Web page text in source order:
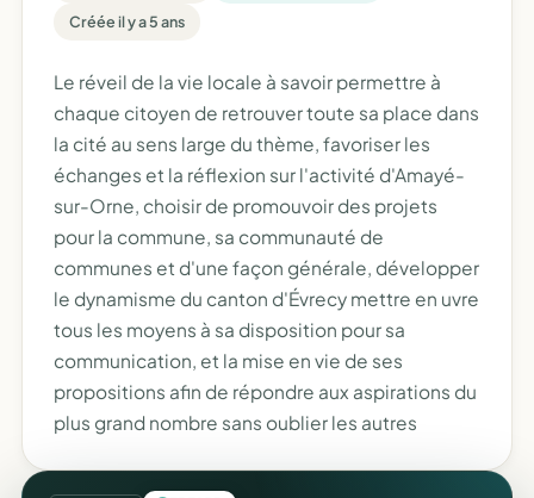
Créée il y a 5 ans
Le réveil de la vie locale à savoir permettre à
chaque citoyen de retrouver toute sa place dans
la cité au sens large du thème, favoriser les
échanges et la réflexion sur l'activité d'Amayé-
sur-Orne, choisir de promouvoir des projets
pour la commune, sa communauté de
communes et d'une façon générale, développer
le dynamisme du canton d'Évrecy mettre en uvre
tous les moyens à sa disposition pour sa
communication, et la mise en vie de ses
propositions afin de répondre aux aspirations du
plus grand nombre sans oublier les autres